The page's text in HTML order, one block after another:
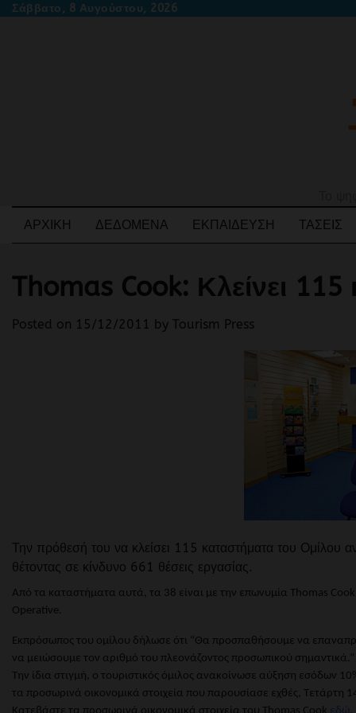
SkipΣάββατο, 8 Αυγούστου, 2026
ΑΡΧΙΚΉ
ΔΕΔΟΜΈΝΑ ΕΚΠΑΊΔΕΥΣΗ ΤΆΣΕΙΣ
Thomas Cook: Κλείνει
Posted on 15/12/2011 by Tourism Press
Την πρόθεσή του να κλείσει 115 καταστήματα του Ομίλου
θέτοντας σε κίνδυνο 661 θέσεις εργασίας.
Από τα καταστήματα αυτά, τα 38 είναι με την επωνυμία Thomas Cook
Operative.
Εκπρόσωπος του ομίλου δήλωσε ότι “Θα προσπαθήσουμε να
να μειώσουμε τον αριθμό του πλεονάζοντος προσωπικού σημαντικά.”
Την ίδια στιγμή, ο τουριστικός όμιλος ανακοίνωσε αύξηση εσόδων
τα προσωρινά οικονομικά στοιχεία που παρουσίασε εχθές, Τετάρτη